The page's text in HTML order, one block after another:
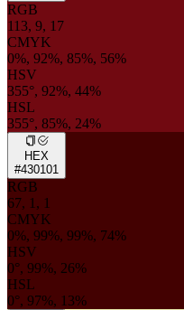
RGB
113, 9, 17
CMYK
0%, 92%, 85%, 56%
HSV
355°, 92%, 44%
HSL
355°, 85%, 24%
HEX
#430101
RGB
67, 1, 1
CMYK
0%, 99%, 99%, 74%
HSV
0°, 99%, 26%
HSL
0°, 97%, 13%